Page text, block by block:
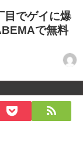
目でゲイに爆
で無料